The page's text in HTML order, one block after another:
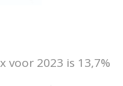
voor 2023 is 13,7%